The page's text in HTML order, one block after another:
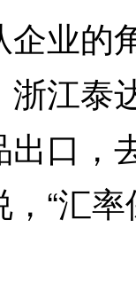
业的
江泰
口，
“汇